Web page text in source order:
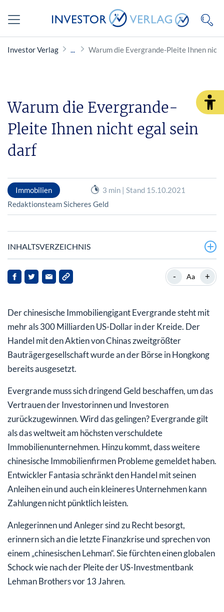
Investor Verlag Warum die Evergrande-Pleite Ihnen
Warum die Evergrande-
Pleite Ihnen nicht egal sein
darf
Immobilien
3 min | Stand 15.10.2021
Redaktionsteam Sicheres Geld
INHALTSVERZEICHNIS
Das nächste Lehman-Desaster
- Aa +
Der chinesische Immobiliengigant Evergrande steht mit
mehr als 300 Milliarden US-Dollar in der Kreide. Der
Handel mit den Aktien von Chinas zweitgrößter
Bauträgergesellschaft wurde an der Börse in Hongkong
bereits ausgesetzt.
Evergrande muss sich dringend Geld beschaffen, um das
Vertrauen der Investorinnen und Investoren
zurückzugewinnen. Wird das gelingen? Evergrande gilt
als das weltweit am höchsten verschuldete
Immobilienunternehmen. Hinzu kommt, dass weitere
chinesische Immobilienfirmen Probleme gemeldet haben.
Entwickler Fantasia schränkt den Handel mit seinen
Anleihen ein und auch ein kleineres Unternehmen kann
Zahlungen nicht pünktlich leisten.
Anlegerinnen und Anleger sind zu Recht besorgt,
erinnern sich an die letzte Finanzkrise und sprechen von
einem „chinesischen Lehman“. Sie fürchten einen globalen
Schock wie nach der Pleite der US-Investmentbank
Lehman Brothers vor 13 Jahren.